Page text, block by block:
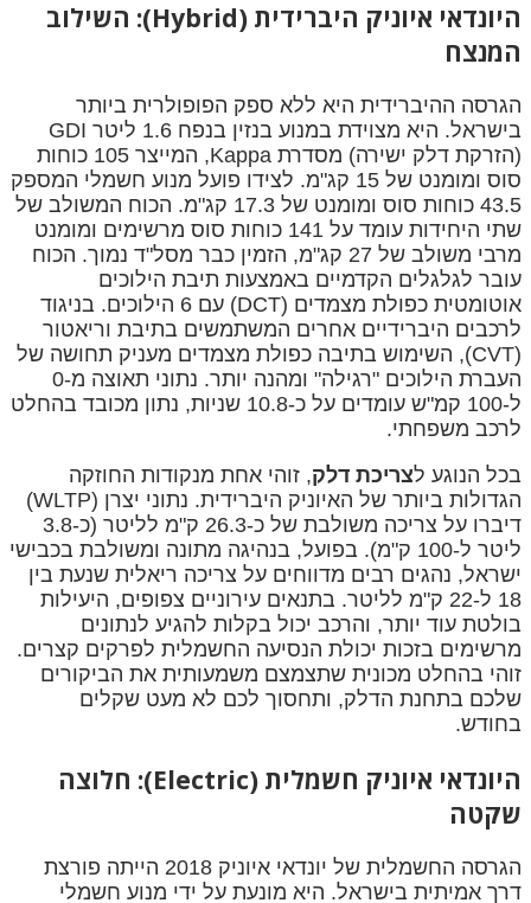
היונדאי איוניק היברידית (Hybrid): השילוב
המנצח
הגרסה ההיברידית היא ללא ספק הפופולרית ביותר
בישראל. היא מצוידת במנוע בנזין בנפח 1.6 ליטר GDI
(הזרקת דלק ישירה) מסדרת Kappa, המייצר 105 כוחות
סוס ומומנט של 15 קג"מ. לצידו פועל מנוע חשמלי המספק
43.5 כוחות סוס ומומנט של 17.3 קג"מ. הכוח המשולב של
שתי היחידות עומד על 141 כוחות סוס מרשימים ומומנט
מרבי משולב של 27 קג"מ, הזמין כבר מסל"ד נמוך. הכוח
עובר לגלגלים הקדמיים באמצעות תיבת הילוכים
אוטומטית כפולת מצמדים (DCT) עם 6 הילוכים. בניגוד
לרכבים היברידיים אחרים המשתמשים בתיבת וריאטור
(CVT), השימוש בתיבה כפולת מצמדים מעניק תחושה של
העברת הילוכים "רגילה" ומהנה יותר. נתוני תאוצה מ-0
ל-100 קמ"ש עומדים על כ-10.8 שניות, נתון מכובד בהחלט
לרכב משפחתי.
בכל הנוגע לצריכת דלק, זוהי אחת מנקודות החוזקה
הגדולות ביותר של האיוניק היברידית. נתוני יצרן (WLTP)
דיברו על צריכה משולבת של כ-26.3 ק"מ לליטר (כ-3.8
ליטר ל-100 ק"מ). בפועל, בנהיגה מתונה ומשולבת בכבישי
ישראל, נהגים רבים מדווחים על צריכה ריאלית שנעת בין
18 ל-22 ק"מ לליטר. בתנאים עירוניים צפופים, היעילות
בולטת עוד יותר, והרכב יכול בקלות להגיע לנתונים
מרשימים בזכות יכולת הנסיעה החשמלית לפרקים קצרים.
זוהי בהחלט מכונית שתצמצם משמעותית את הביקורים
שלכם בתחנת הדלק, ותחסוך לכם לא מעט שקלים
בחודש.
היונדאי איוניק חשמלית (Electric): חלוצה
שקטה
הגרסה החשמלית של יונדאי איוניק 2018 הייתה פורצת
דרך אמיתית בישראל. היא מונעת על ידי מנוע חשמלי